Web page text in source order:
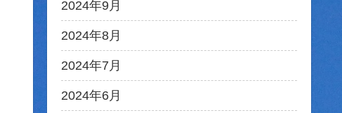
2024年9月
2024年8月
2024年7月
2024年6月